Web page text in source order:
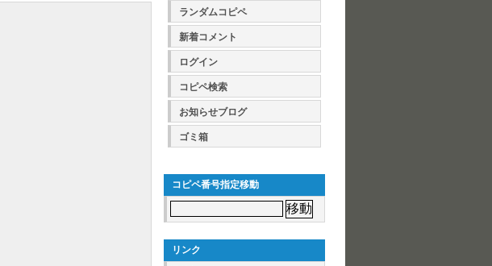
ランダムコピペ
新着コメント
ログイン
コピペ検索
お知らせブログ
ゴミ箱
コピペ番号指定移動
リンク